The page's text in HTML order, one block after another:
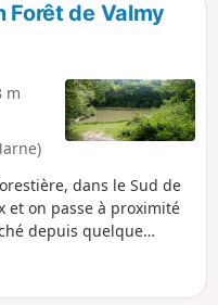
p
Forêt de Valmy
m
dans le Sud de
et on passe à proximité
depuis quelque